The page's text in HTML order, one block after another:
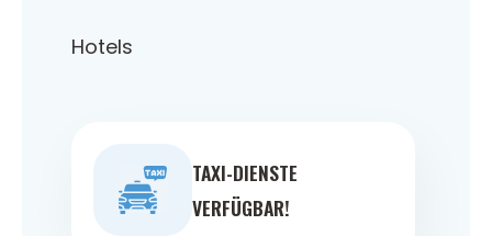
Hotels
TAXI-DIENSTE
VERFÜGBAR!